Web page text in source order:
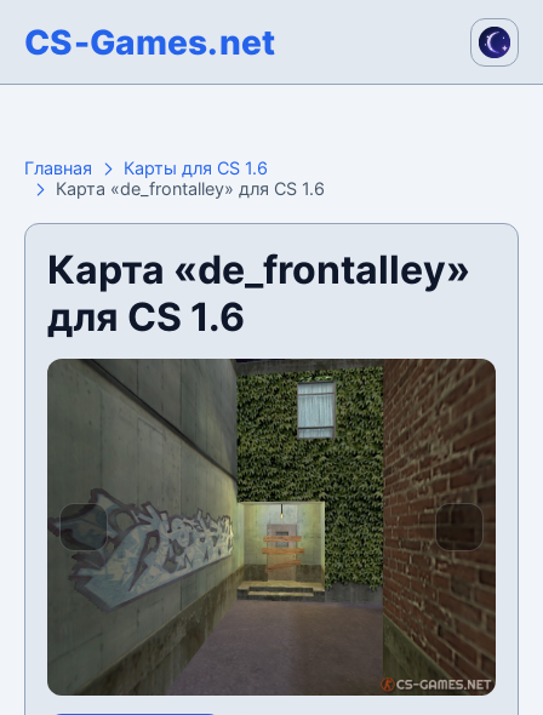
CS-Games.net
Главная
Карты для CS 1.6
Карта «de_frontalley» для CS 1.6
Карта «de_frontalley»
для CS 1.6